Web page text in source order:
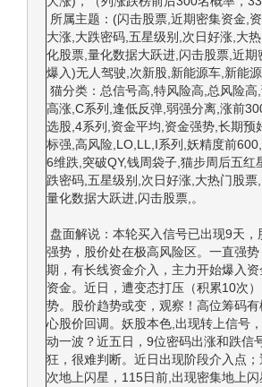
所属主题：(闪击股票,近期密集资金,
大涨,大跌密码,五星级别,次日好涨,大
化股票,量化数据大跃进,闪击股票,近期
爆入)无人驾驶,次新股,新能源车,新能源
猫分类：总信号高,特风险高,总风险高
高涨,C系列,逢低反弹,弱强分离,涨前
选股,4系列,资金平均,资金强势,长期预
标强,高风险,LO,LL,I系列,妖精度前
6维跌,突破QY,钱周袋子,猫步周后五红
跌密码,五星级别,次日好涨,大热门股票
量化数据大跃进,闪击股票,。
盘面解说：本轮买入信号已出现9天，
强势，股价处在极高风险区。一直强
期，有长线资金介入，主力开始爆入
资金。近日，遭变态打压（积累10次
势。股价趋势或变，观察！高位筹码
心股价回调。妖股本色,出现转上信号
动一波？近五日，9位密码出涨和跌信
狂，很难判断。近日出现阶段介入点
次地上闪星，115日前,出现密集地上